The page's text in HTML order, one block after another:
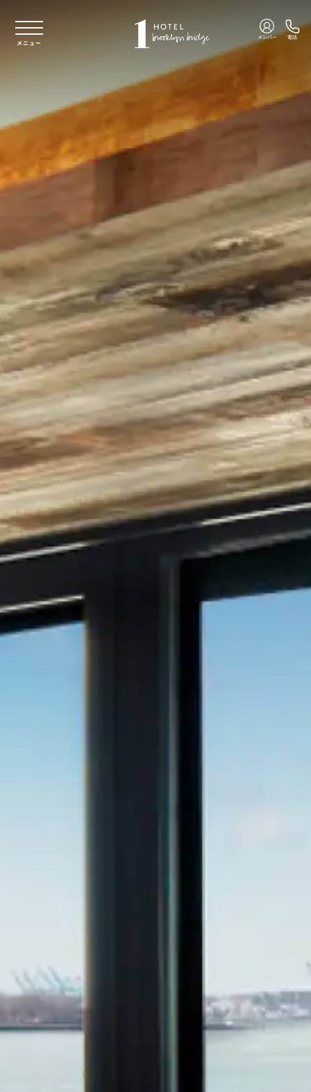
メニュー
メンバー 電話